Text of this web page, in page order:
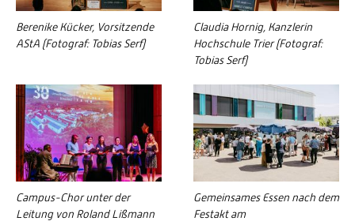
Berenike Kücker, Vorsitzende
AStA (Fotograf: Tobias Serf)
Claudia Hornig, Kanzlerin
Hochschule Trier (Fotograf:
Tobias Serf)
Campus-Chor unter der
Leitung von Roland Lißmann
Gemeinsames Essen nach dem
Festakt am